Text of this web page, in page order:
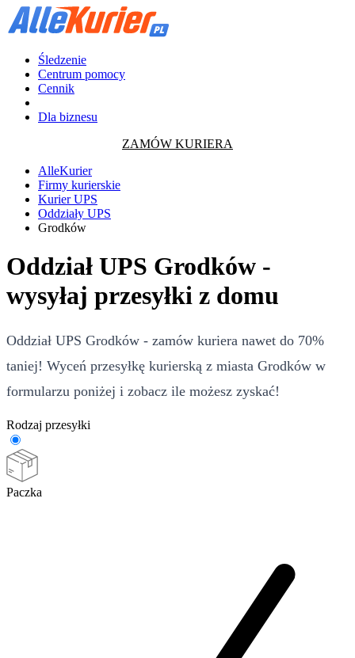
Śledzenie
Centrum pomocy
Cennik
Dla biznesu
ZAMÓW KURIERA
AlleKurier
Firmy kurierskie
Kurier UPS
Oddziały UPS
Grodków
Oddział UPS Grodków -
wysyłaj przesyłki z domu
Oddział UPS Grodków - zamów kuriera nawet do 70%
taniej! Wyceń przesyłkę kurierską z miasta Grodków w
formularzu poniżej i zobacz ile możesz zyskać!
Rodzaj przesyłki
Paczka